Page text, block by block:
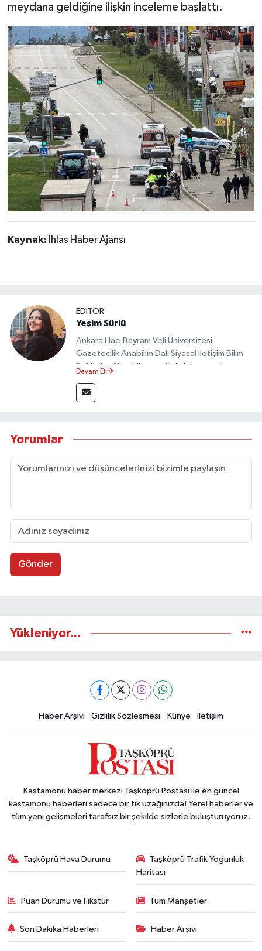
meydana geldiğine ilişkin inceleme başlattı.
Kaynak: İhlas Haber Ajansı
EDİTÖR
Yeşim Sürlü
Ankara Hacı Bayram Veli Üniversitesi
Gazetecilik Anabilim Dalı Siyasal İletişim Bilim
Dalı’nda yüksek lisans eğitimini tamamlamıştır.
akademik çalışmalar gerçekleştirmiştir.
Taşköprü Postası internet haber sitesinde
Devam Et
Yorumlar
Gönder
Yükleniyor...
Haber Arşivi Gizlilik Sözleşmesi Künye İletişim
Kastamonu haber merkezi Taşköprü Postası ile en güncel
kastamonu haberleri sadece bir tık uzağınızda! Yerel haberler ve
tüm yeni gelişmeleri tarafsız bir şekilde sizlerle buluşturuyoruz.
Taşköprü Hava Durumu
Taşköprü Trafik Yoğunluk
Haritası
Puan Durumu ve Fikstür Tüm Manşetler
Son Dakika Haberleri Haber Arşivi